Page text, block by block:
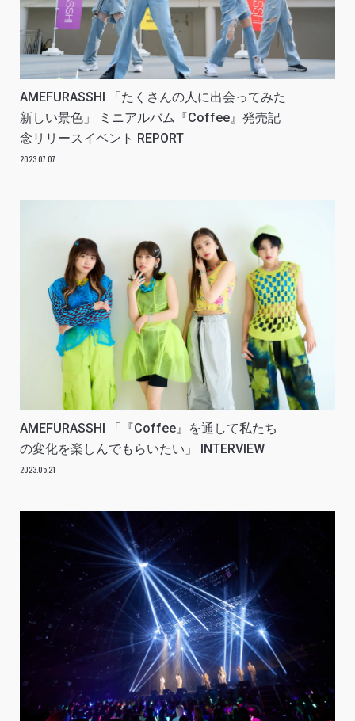
AMEFURASSHI 「たくさんの人に出会ってみた
新しい景色」 ミニアルバム『Coffee』発売記
念リリースイベント REPORT
2023.07.07
AMEFURASSHI 「『Coffee』を通して私たち
の変化を楽しんでもらいたい」 INTERVIEW
2023.05.21